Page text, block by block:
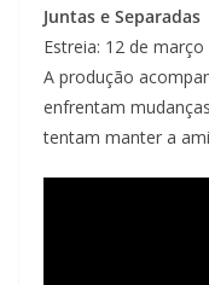
Juntas e Separadas
Estreia: 12 de março
A produção
enfrentam
tentam manter a